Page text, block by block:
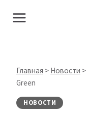
Главная > Новости >
Green
НОВОСТИ